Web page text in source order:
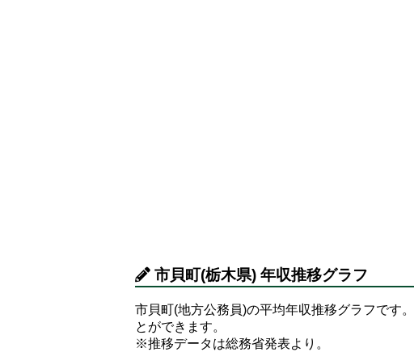
市貝町(栃木県) 年収推移グラフ
市貝町(地方公務員)の平均年収推移グラフです
とができます。
※推移データは総務省発表より。